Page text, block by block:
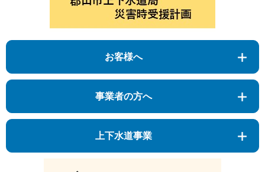
お客様へ
事業者の方へ
上下水道事業